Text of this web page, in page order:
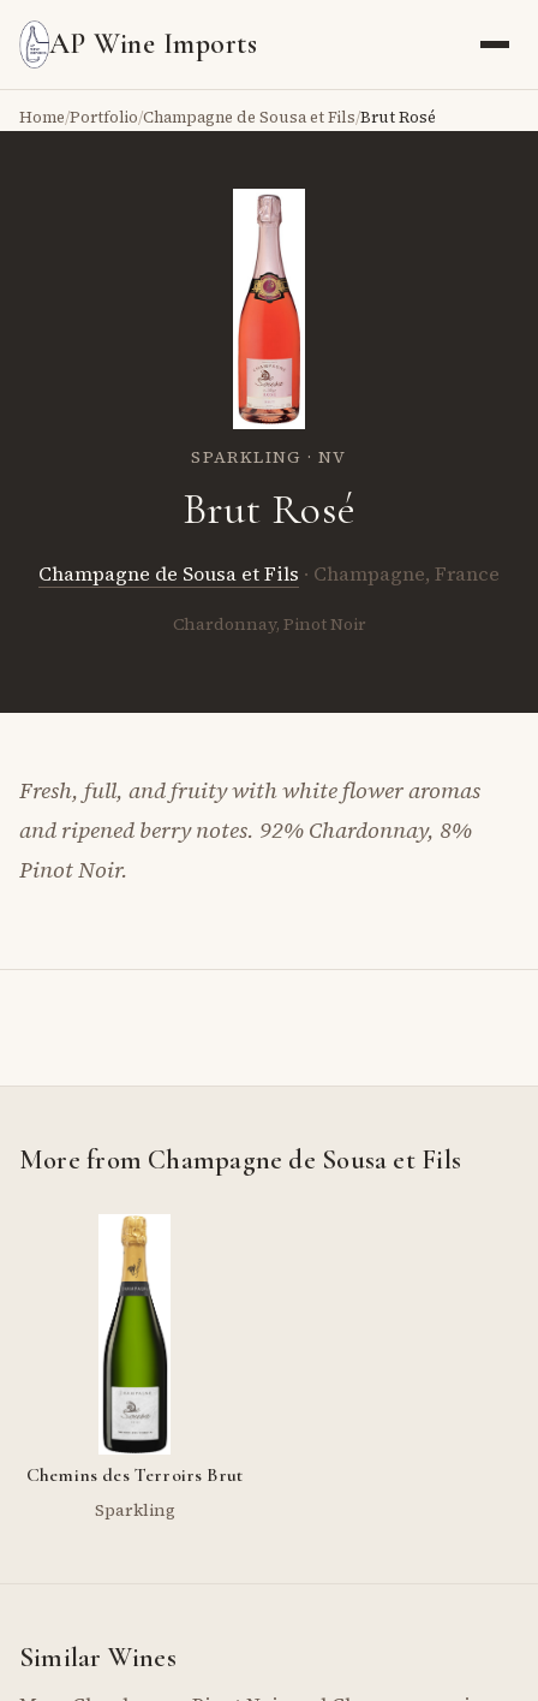
AP Wine Imports
Home/Portfolio/Champagne de Sousa et Fils/Brut Rosé
SPARKLING · NV
Brut Rosé
Champagne de Sousa et Fils · Champagne, France
Chardonnay, Pinot Noir
Fresh, full, and fruity with white flower aromas
and ripened berry notes. 92% Chardonnay, 8%
Pinot Noir.
More from Champagne de Sousa et Fils
Chemins des Terroirs Brut
Sparkling
Similar Wines